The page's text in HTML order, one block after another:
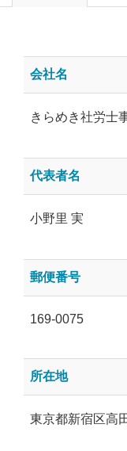
会社名
きらめき社労士
代表者名
小野里 実
郵便番号
169-0075
所在地
東京都新宿区高